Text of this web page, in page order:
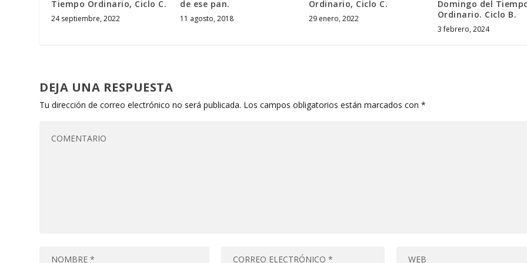
Tiempo Ordinario, Ciclo C.
24 septiembre, 2022
de ese pan.
11 agosto, 2018
Ordinario, Ciclo C.
29 enero, 2022
Domingo del
Ordinario. Ciclo B.
3 febrero, 2024
DEJA UNA RESPUESTA
Tu dirección de correo electrónico no será publicada. Los campos obligatorios están marcados con*